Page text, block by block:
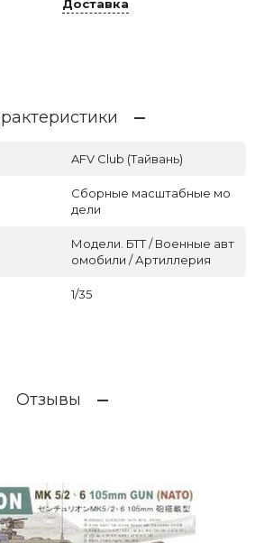
Доставка
AFV Club (Тайвань)
Сборные масштабные мо
дели
Модели. БТТ / Военные авт
омобили / Артиллерия
1/35
Отзывы